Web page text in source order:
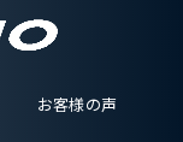
お客様の声